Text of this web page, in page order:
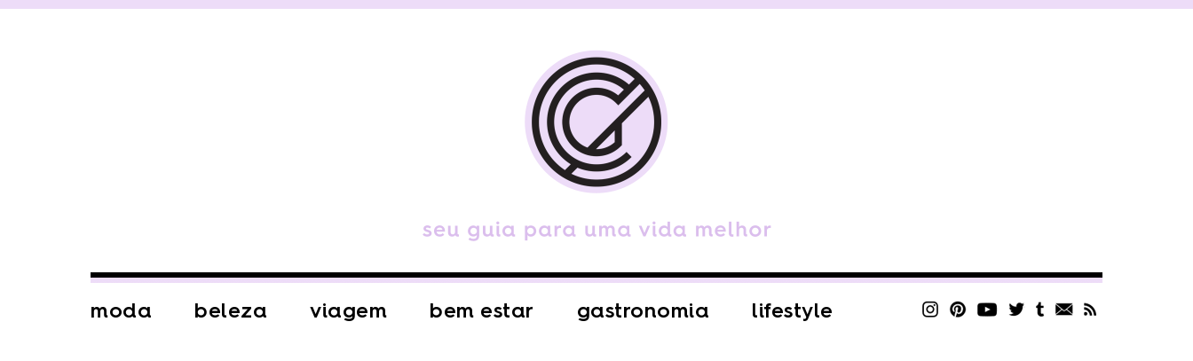
moda beleza viagem bem estar gastronomia lifestyle